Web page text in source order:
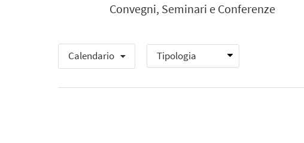
Convegni, Seminari e Conferenze
Calendario